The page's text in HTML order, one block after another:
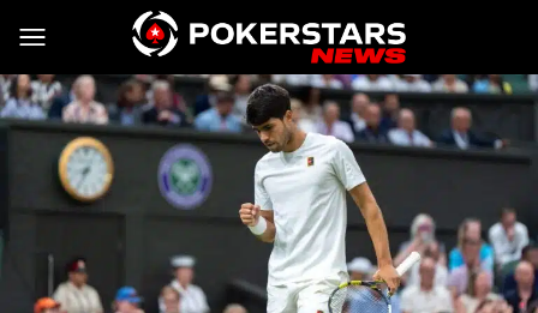
Vai al contenuto